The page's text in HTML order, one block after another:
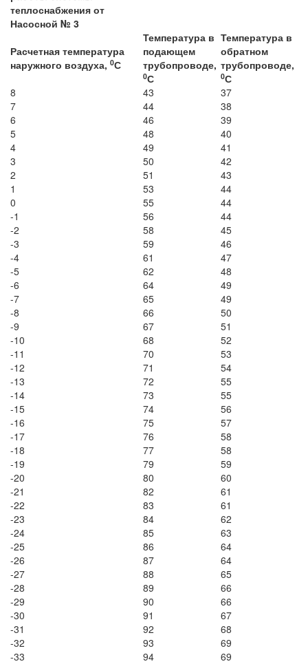
теплоснабжения от
Насосной № 3
Расчетная температура
наружного воздуха, 0С
Температура в
подающем
трубопроводе,
0С
Температура в
обратном
трубопроводе,
0С
8
43
37
7
44
38
6
46
39
5
48
40
4
49
41
3
50
42
2
51
43
1
53
44
0
55
44
-1
56
44
-2
58
45
-3
59
46
-4
61
47
-5
62
48
-6
64
49
-7
65
49
-8
66
50
-9
67
51
-10
68
52
-11
70
53
-12
71
54
-13
72
55
-14
73
55
-15
74
56
-16
75
57
-17
76
58
-18
77
58
-19
79
59
-20
80
60
-21
82
61
-22
83
61
-23
84
62
-24
85
63
-25
86
64
-26
87
64
-27
88
65
-28
89
66
-29
90
66
-30
91
67
-31
92
68
-32
93
69
-33
94
69